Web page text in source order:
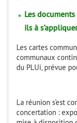
Les
ils à
Les cartes
communaux
du PLUi, prévue
La réunion s’est
concertation :